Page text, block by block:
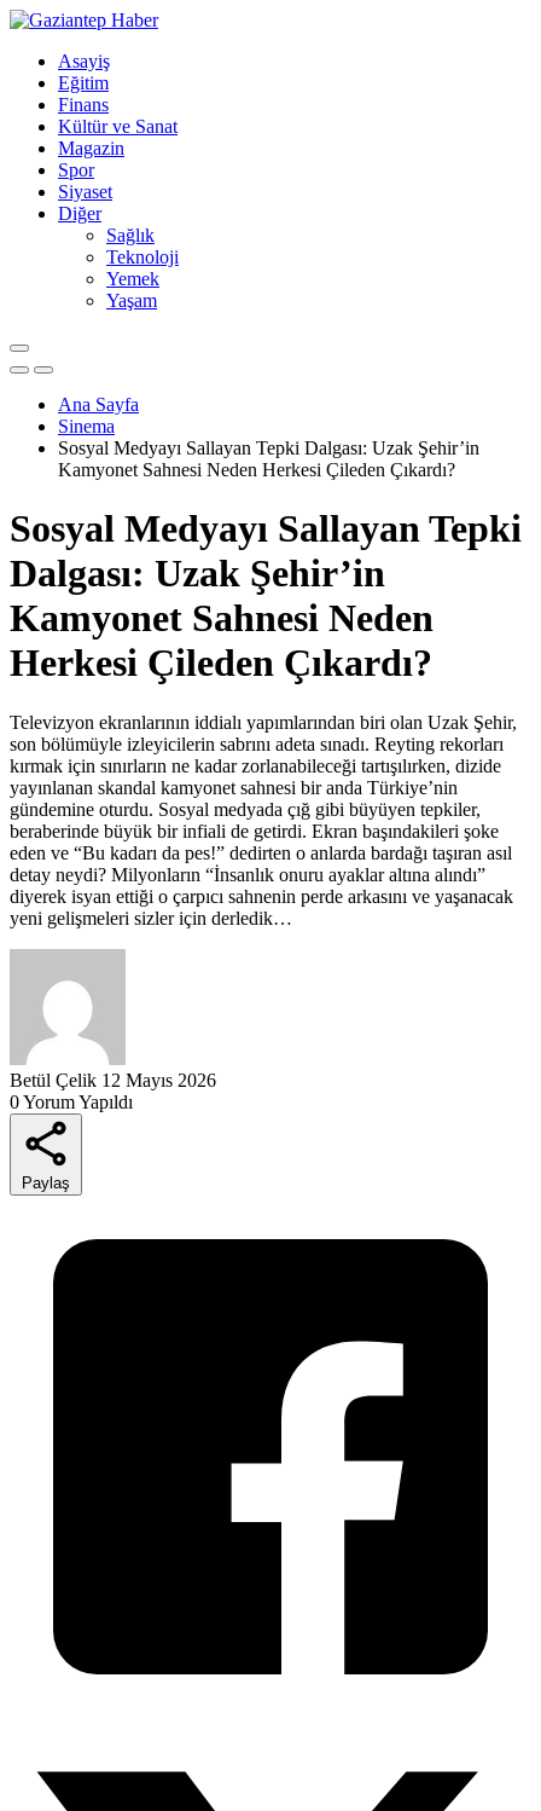
Asayiş
Eğitim
Finans
Kültür ve Sanat
Magazin
Spor
Siyaset
Diğer
Sağlık
Teknoloji
Yemek
Yaşam
Ana Sayfa
Sinema
Sosyal Medyayı Sallayan Tepki Dalgası: Uzak Şehir’in
Kamyonet Sahnesi Neden Herkesi Çileden Çıkardı?
Sosyal Medyayı Sallayan Tepki
Dalgası: Uzak Şehir’in
Kamyonet Sahnesi Neden
Herkesi Çileden Çıkardı?
Televizyon ekranlarının iddialı yapımlarından biri olan Uzak Şehir,
son bölümüyle izleyicilerin sabrını adeta sınadı. Reyting rekorları
kırmak için sınırların ne kadar zorlanabileceği tartışılırken, dizide
yayınlanan skandal kamyonet sahnesi bir anda Türkiye’nin
gündemine oturdu. Sosyal medyada çığ gibi büyüyen tepkiler,
beraberinde büyük bir infiali de getirdi. Ekran başındakileri şoke
eden ve “Bu kadarı da pes!” dedirten o anlarda bardağı taşıran asıl
detay neydi? Milyonların “İnsanlık onuru ayaklar altına alındı”
diyerek isyan ettiği o çarpıcı sahnenin perde arkasını ve yaşanacak
yeni gelişmeleri sizler için derledik…
Betül Çelik 12 Mayıs 2026
0 Yorum Yapıldı
Paylaş